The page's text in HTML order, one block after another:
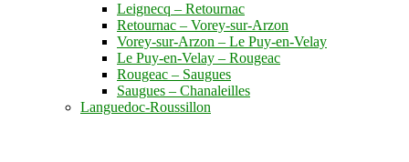
Leignecq – Retournac
Retournac – Vorey-sur-Arzon
Vorey-sur-Arzon – Le Puy-en-Velay
Le Puy-en-Velay – Rougeac
Rougeac – Saugues
Saugues – Chanaleilles
Languedoc-Roussillon